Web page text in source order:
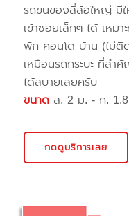
รถขนของสี่ล้อใหญ่ มี
เข้าซอยเล็กๆ ได้ เหม
พัก คอนโด บ้าน (ไม่ติ
เหมือนรถกระบะ ที่สำ
ได้สบายเลยครับ
ขนาด ส. 2 ม. - ก.
กดดูบริการเลย